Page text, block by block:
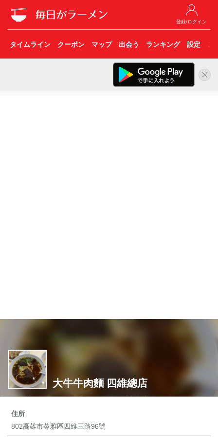
登録/ログイン
タイムライン クーポン マップ 出会う ランキング 設定 こ
大牛牛肉麵 四維總店
住所
802高雄市苓雅區四維三路96號